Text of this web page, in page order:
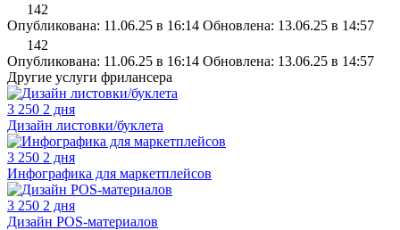
142
Опубликована: 11.06.25 в 16:14 Обновлена: 13.06.25 в 14:57
142
Опубликована: 11.06.25 в 16:14 Обновлена: 13.06.25 в 14:57
Другие услуги фрилансера
3 250 2 дня
Дизайн листовки/буклета
3 250 2 дня
Инфографика для маркетплейсов
3 250 2 дня
Дизайн POS-материалов